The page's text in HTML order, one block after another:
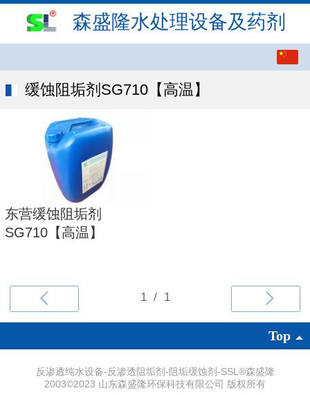
森盛隆水处理设备及药剂
缓蚀阻垢剂SG710【高温】
东营缓蚀阻垢剂
SG710【高温】
Top
反渗透纯水设备-反渗透阻垢剂-阻垢缓蚀剂-SSL®森盛隆
2003©2023 山东森盛隆环保科技有限公司 版权所有